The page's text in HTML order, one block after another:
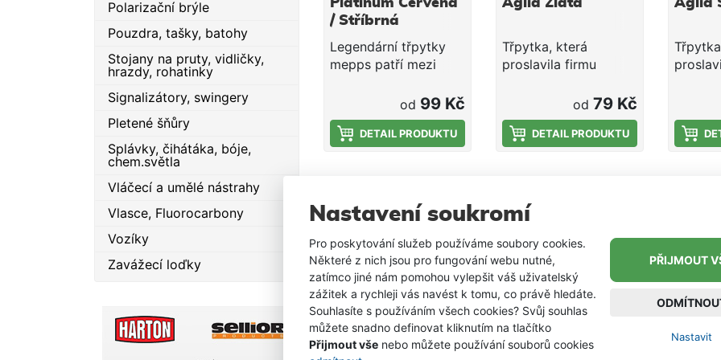
Nastavení soukromí
Pro poskytování služeb používáme soubory cookies.
Některé z nich jsou pro fungování webu nutné,
zatímco jiné nám pomohou vylepšit váš uživatelský
zážitek a rychleji vás navést k tomu, co právě hledáte.
Souhlasíte s používáním všech cookies? Svůj souhlas
můžete snadno definovat kliknutím na tlačítko
Přijmout vše nebo můžete používání souborů cookies
PŘIJMOUT
Nastavit
Polarizační brýle
Pouzdra, tašky, batohy
Stojany na pruty, vidličky,
hrazdy, rohatinky
Signalizátory, swingery
Pletené šňůry
Splávky, čihátáka, bóje,
chem.světla
Vláčecí a umělé nástrahy
Vlasce, Fluorocarbony
Vozíky
Zavážecí loďky
Platinum Červená
/ Stříbrná
Legendární třpytky
mepps patří mezi
světě k lovu dravců.
Třpytka pracuje i při
malém otočením
od 99 Kč
DETAIL PRODUKTU
Aglia Zlatá
Třpytka, která
proslavila firmu
rotačka pro běžné
povětrnostní
podmínky a stav
od 79 Kč
DETAIL PRODUKTU
Aglia